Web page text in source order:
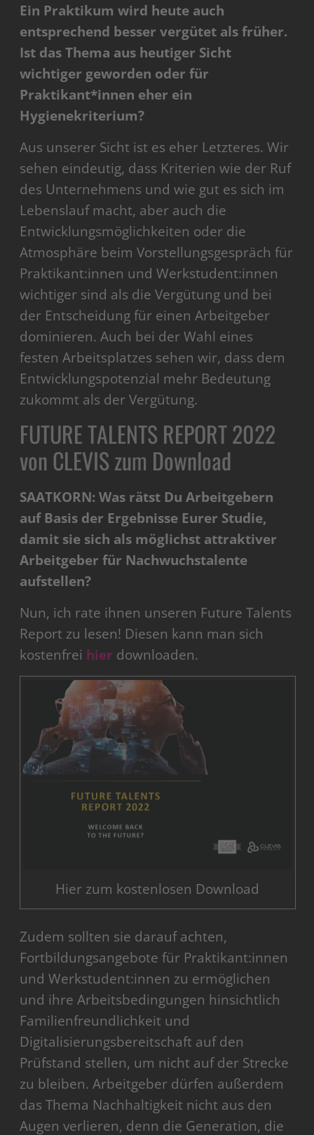
Ein Praktikum wird heute auch
entsprechend besser vergütet als früher.
Ist das Thema aus heutiger Sicht
wichtiger geworden oder für
Praktikant*innen eher ein
Hygienekriterium?
Aus unserer Sicht ist es eher Letzteres. Wir
sehen eindeutig, dass Kriterien wie der Ruf
des Unternehmens und wie gut es sich im
Lebenslauf macht, aber auch die
Entwicklungsmöglichkeiten oder die
Atmosphäre beim Vorstellungsgespräch für
Praktikant:innen und Werkstudent:innen
wichtiger sind als die Vergütung und bei
der Entscheidung für einen Arbeitgeber
dominieren. Auch bei der Wahl eines
festen Arbeitsplatzes sehen wir, dass dem
Entwicklungspotenzial mehr Bedeutung
zukommt als der Vergütung.
FUTURE TALENTS REPORT 2022
von CLEVIS zum Download
SAATKORN: Was rätst Du Arbeitgebern
auf Basis der Ergebnisse Eurer Studie,
damit sie sich als möglichst attraktiver
Arbeitgeber für Nachwuchstalente
aufstellen?
Nun, ich rate ihnen unseren Future Talents
Report zu lesen! Diesen kann man sich
kostenfrei hier downloaden.
Hier zum kostenlosen Download
Zudem sollten sie darauf achten,
Fortbildungsangebote für Praktikant:innen
und Werkstudent:innen zu ermöglichen
und ihre Arbeitsbedingungen hinsichtlich
Familienfreundlichkeit und
Digitalisierungsbereitschaft auf den
Prüfstand stellen, um nicht auf der Strecke
zu bleiben. Arbeitgeber dürfen außerdem
das Thema Nachhaltigkeit nicht aus den
Augen verlieren, denn die Generation, die